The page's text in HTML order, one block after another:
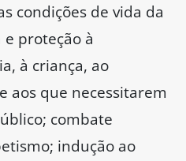
condições de vida da
proteção à
à criança, ao
aos que necessitarem
combate
indução ao